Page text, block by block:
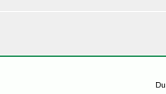
Du